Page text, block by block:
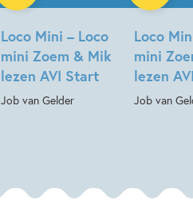
Loco Mini – Loco
mini Zoem & Mik
lezen AVI Start
Job van Gelder
Loco
mini
lezen
Job van